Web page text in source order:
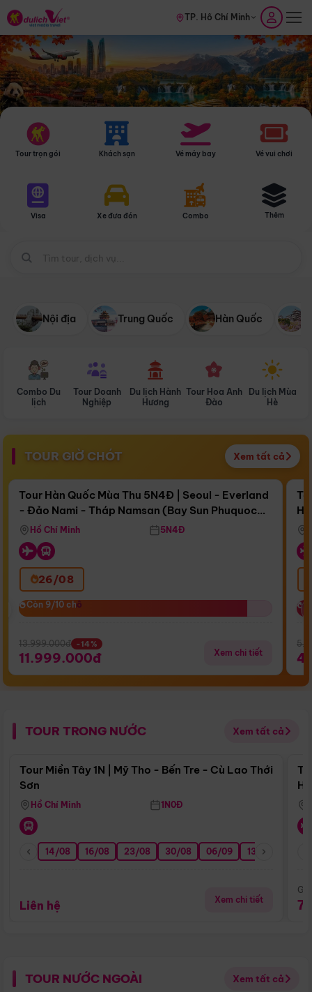
TP. Hồ Chí Minh
Tour trọn gói Khách sạn Vé máy bay Vé vui chơi
Visa Xe đưa đón Combo Thêm
Nội địa Trung Quốc Hàn Quốc
Combo Du
lịch
Tour Doanh
Nghiệp
Du lịch Hành
Hương
Tour Hoa Anh
Đào
Du lịch Mùa
Hè
TOUR GIỜ CHÓT Xem tất cả
Còn17 ngày 05:01:19
Bay Sun Phuquoc Airways
Điểm nổi bật
Tour Hàn Quốc Mùa Thu 5N4Đ | Seoul - Everland
- Đảo Nami - Tháp Namsan (Bay Sun Phuquoc
Airways)
Hồ Chí Minh 5N4Đ
26/08
Còn 9/10 chỗ
Còn 9/10 chỗ
13.999.000đ -14%
11.999.000đ Xem chi tiết
TOUR TRONG NƯỚC Xem tất cả
Điểm nổi bật
Tour Miền Tây 1N | Mỹ Tho - Bến Tre - Cù Lao Thới
Sơn
Hồ Chí Minh 1N0Đ
14/08 16/08 23/08 30/08 06/09 13/09
Liên hệ Xem chi tiết
TOUR NƯỚC NGOÀI Xem tất cả
Điểm nổi bật